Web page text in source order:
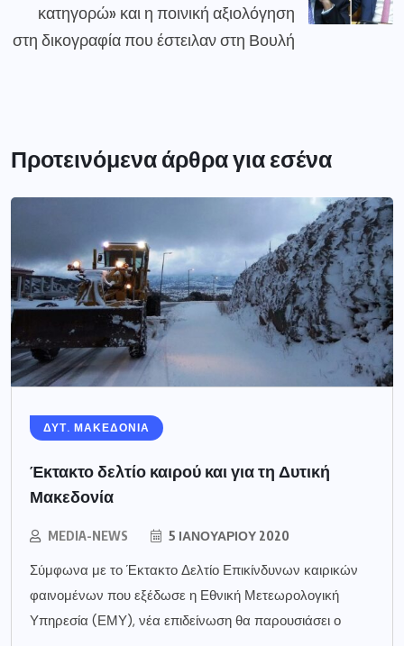
κατηγορώ» και η ποινική αξιολόγηση
στη δικογραφία που έστειλαν στη Βουλή
Προτεινόμενα άρθρα για εσένα
ΔΥΤ. ΜΑΚΕΔΟΝΙΑ
Έκτακτο δελτίο καιρού και για τη Δυτική
Μακεδονία
MEDIA-NEWS 5 ΙΑΝΟΥΑΡΊΟΥ 2020
Σύμφωνα με το Έκτακτο Δελτίο Επικίνδυνων καιρικών
φαινομένων που εξέδωσε η Εθνική Μετεωρολογική
Υπηρεσία (ΕΜΥ), νέα επιδείνωση θα παρουσιάσει ο